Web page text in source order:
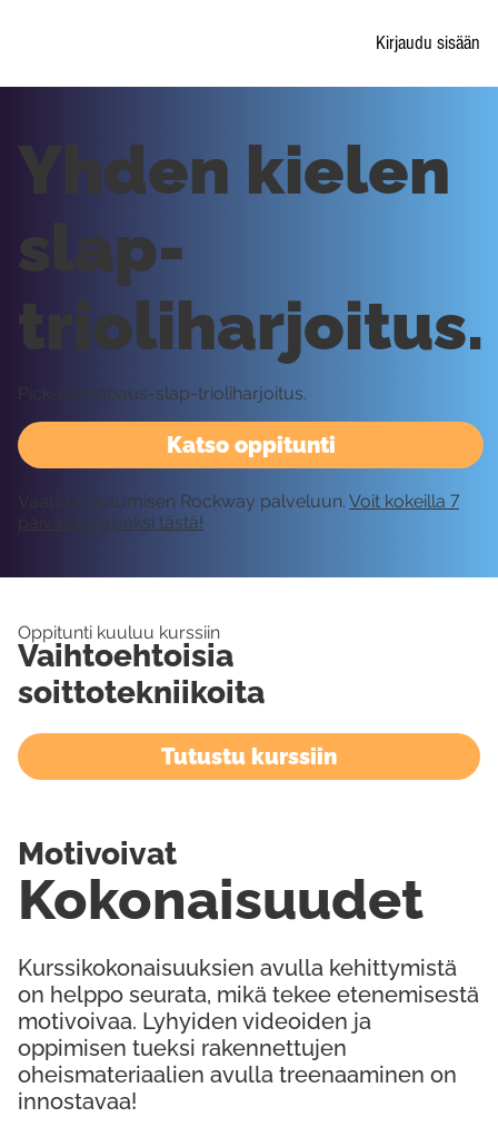
Kirjaudu sisään
Katso oppitunti
Yhden kielen
slap-
trioliharjoitus.
Pick-demppaus-slap-trioliharjoitus.
Vaatii kirjautumisen Rockway palveluun. Voit kokeilla 7
päivää ilmaiseksi tästä!
Oppitunti kuuluu kurssiin
Vaihtoehtoisia
soittotekniikoita
Tutustu kurssiin
Kurssikokonaisuuksien avulla kehittymistä
on helppo seurata, mikä tekee etenemisestä
motivoivaa. Lyhyiden videoiden ja
oppimisen tueksi rakennettujen
oheismateriaalien avulla treenaaminen on
innostavaa!
Kokonaisuudet
Motivoivat